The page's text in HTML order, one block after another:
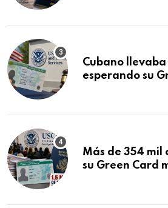
Cubano
esperando su
Más de 354 mil
su Green Card